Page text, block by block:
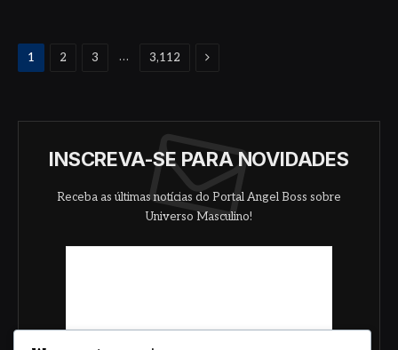
1 2 3 … 3,112 Next
INSCREVA-SE PARA NOVIDADES
Receba as últimas notícias do Portal Angel Boss sobre
Universo Masculino!